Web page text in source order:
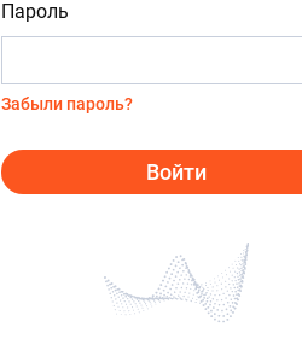
Пароль
Забыли пароль?
Войти